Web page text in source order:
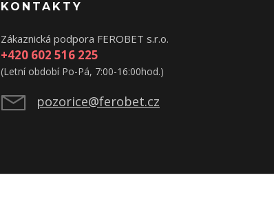
KONTAKTY
Zákaznická podpora FEROBET s.r.o.
+420 602 516 225
(Letní období Po-Pá, 7:00-16:00hod.)
pozorice@ferobet.cz